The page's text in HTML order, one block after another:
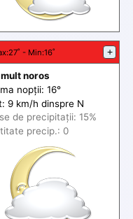
:27˚ - Min:16˚ +
noros
nopții: 16°
9 km/h dinspre N
de precipitații: 15%
precip.: 0